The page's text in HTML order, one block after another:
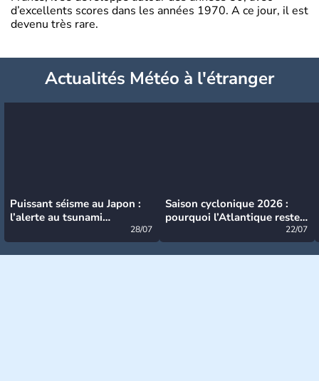
d’excellents scores dans les années 1970. A ce jour, il est
devenu très rare.
Actualités Météo à l'étranger
Puissant séisme au Japon :
l’alerte au tsunami
28/07
Saison cyclonique 2026 :
pourquoi l’Atlantique reste
22/07